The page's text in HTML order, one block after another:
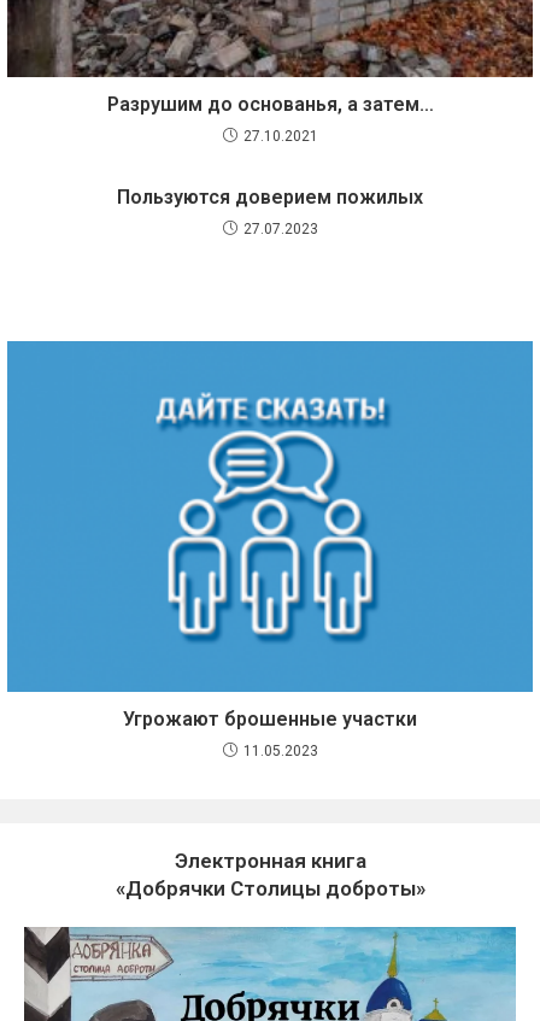
Разрушим до основанья, а затем…
27.10.2021
Пользуются доверием пожилых
27.07.2023
Угрожают брошенные участки
11.05.2023
Электронная книга
«Добрячки Столицы доброты»